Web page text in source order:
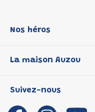
Nos héros
P'tit Loup
Les Influenceuses
Migali
La maison Auzou
Notre histoire
Auzou s'engage
Suivez-nous